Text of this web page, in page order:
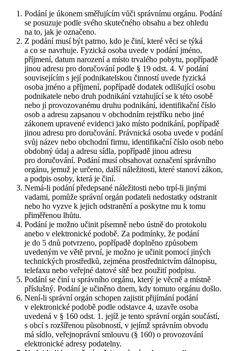
Podání je úkonem směřujícím vůči správnímu orgánu. Podání
se posuzuje podle svého skutečného obsahu a bez ohledu
na to, jak je označeno.
Z podání musí být patrno, kdo je činí, které věci se týká
a co se navrhuje. Fyzická osoba uvede v podání jméno,
příjmení, datum narození a místo trvalého pobytu, popřípadě
jinou adresu pro doručování podle § 19 odst. 4. V podání
souvisejícím s její podnikatelskou činností uvede fyzická
osoba jméno a příjmení, popřípadě dodatek odlišující osobu
podnikatele nebo druh podnikání vztahující se k této osobě
nebo jí provozovanému druhu podnikání, identifikační číslo
osob a adresu zapsanou v obchodním rejstříku nebo jiné
zákonem upravené evidenci jako místo podnikání, popřípadě
jinou adresu pro doručování. Právnická osoba uvede v podání
svůj název nebo obchodní firmu, identifikační číslo osob nebo
obdobný údaj a adresu sídla, popřípadě jinou adresu
pro doručování. Podání musí obsahovat označení správního
orgánu, jemuž je určeno, další náležitosti, které stanoví zákon,
a podpis osoby, která je činí.
Nemá-li podání předepsané náležitosti nebo trpí-li jinými
vadami, pomůže správní orgán podateli nedostatky odstranit
nebo ho vyzve k jejich odstranění a poskytne mu k tomu
přiměřenou lhůtu.
Podání je možno učinit písemně nebo ústně do protokolu
anebo v elektronické podobě. Za podmínky, že podání
je do 5 dnů potvrzeno, popřípadě doplněno způsobem
uvedeným ve větě první, je možno je učinit pomocí jiných
technických prostředků, zejména prostřednictvím dálnopisu,
telefaxu nebo veřejné datové sítě bez použití podpisu.
Podání se činí u správního orgánu, který je věcně a místně
příslušný. Podání je učiněno dnem, kdy tomuto orgánu došlo.
Není-li správní orgán schopen zajistit přijímání podání
v elektronické podobě podle odstavce 4, uzavře osoba
uvedená v § 160 odst. 1. jejíž je tento správní orgán součástí,
s obcí s rozšířenou působností, v jejímž správním obvodu
má sídlo, veřejnoprávní smlouvu (§ 160) o provozování
elektronické adresy podatelny.